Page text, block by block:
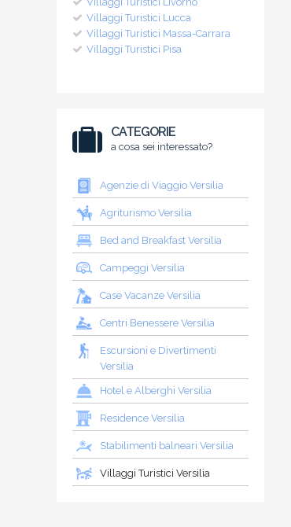
Villaggi Turistici Lucca
Villaggi Turistici Massa-Carrara
Villaggi Turistici Pisa
CATEGORIE
a cosa sei interessato?
Agenzie di Viaggio Versilia
Agriturismo Versilia
Bed and Breakfast Versilia
Campeggi Versilia
Case Vacanze Versilia
Centri Benessere Versilia
Escursioni e Divertimenti
Versilia
Hotel e Alberghi Versilia
Residence Versilia
Stabilimenti balneari Versilia
Villaggi Turistici Versilia